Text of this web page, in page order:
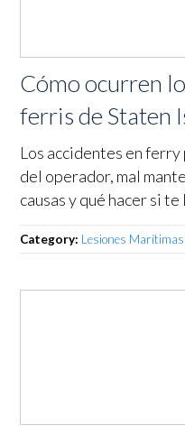
Cómo ocurren
ferris de Staten
Los accidentes en
del operador, mal
causas y qué hacer si te
Category: Lesiones Marítimas